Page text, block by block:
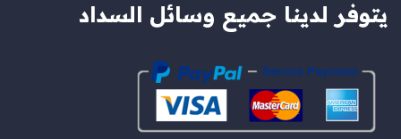
يتوفر لدينا جميع وسائل السداد